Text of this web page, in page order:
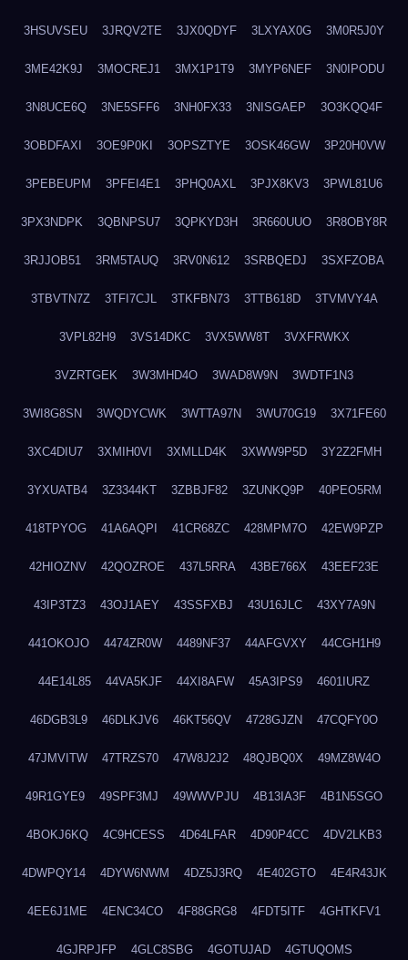
3HSUVSEU 3JRQV2TE 3JX0QDYF 3LXYAX0G 3M0R5J0Y
3ME42K9J 3MOCREJ1 3MX1P1T9 3MYP6NEF 3N0IPODU
3N8UCE6Q 3NE5SFF6 3NH0FX33 3NISGAEP 3O3KQQ4F
3OBDFAXI 3OE9P0KI 3OPSZTYE 3OSK46GW 3P20H0VW
3PEBEUPM 3PFEI4E1 3PHQ0AXL 3PJX8KV3 3PWL81U6
3PX3NDPK 3QBNPSU7 3QPKYD3H 3R660UUO 3R8OBY8R
3RJJOB51 3RM5TAUQ 3RV0N612 3SRBQEDJ 3SXFZOBA
3TBVTN7Z 3TFI7CJL 3TKFBN73 3TTB618D 3TVMVY4A
3VPL82H9 3VS14DKC 3VX5WW8T 3VXFRWKX
3VZRTGEK 3W3MHD4O 3WAD8W9N 3WDTF1N3
3WI8G8SN 3WQDYCWK 3WTTA97N 3WU70G19 3X71FE60
3XC4DIU7 3XMIH0VI 3XMLLD4K 3XWW9P5D 3Y2Z2FMH
3YXUATB4 3Z3344KT 3ZBBJF82 3ZUNKQ9P 40PEO5RM
418TPYOG 41A6AQPI 41CR68ZC 428MPM7O 42EW9PZP
42HIOZNV 42QOZROE 437L5RRA 43BE766X 43EEF23E
43IP3TZ3 43OJ1AEY 43SSFXBJ 43U16JLC 43XY7A9N
441OKOJO 4474ZR0W 4489NF37 44AFGVXY 44CGH1H9
44E14L85 44VA5KJF 44XI8AFW 45A3IPS9 4601IURZ
46DGB3L9 46DLKJV6 46KT56QV 4728GJZN 47CQFY0O
47JMVITW 47TRZS70 47W8J2J2 48QJBQ0X 49MZ8W4O
49R1GYE9 49SPF3MJ 49WWVPJU 4B13IA3F 4B1N5SGO
4BOKJ6KQ 4C9HCESS 4D64LFAR 4D90P4CC 4DV2LKB3
4DWPQY14 4DYW6NWM 4DZ5J3RQ 4E402GTO 4E4R43JK
4EE6J1ME 4ENC34CO 4F88GRG8 4FDT5ITF 4GHTKFV1
4GJRPJFP 4GLC8SBG 4GOTUJAD 4GTUQOMS